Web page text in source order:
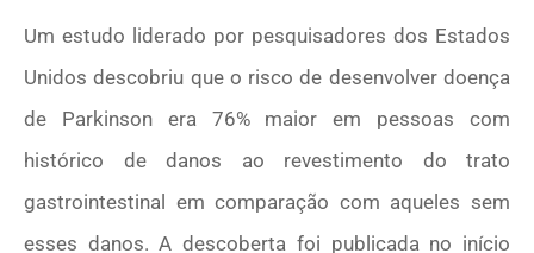
Um estudo liderado por pesquisadores dos Estados
Unidos descobriu que o risco de desenvolver doença
de Parkinson era 76% maior em pessoas com
histórico de danos ao revestimento do trato
gastrointestinal em comparação com aqueles sem
esses danos. A descoberta foi publicada no início